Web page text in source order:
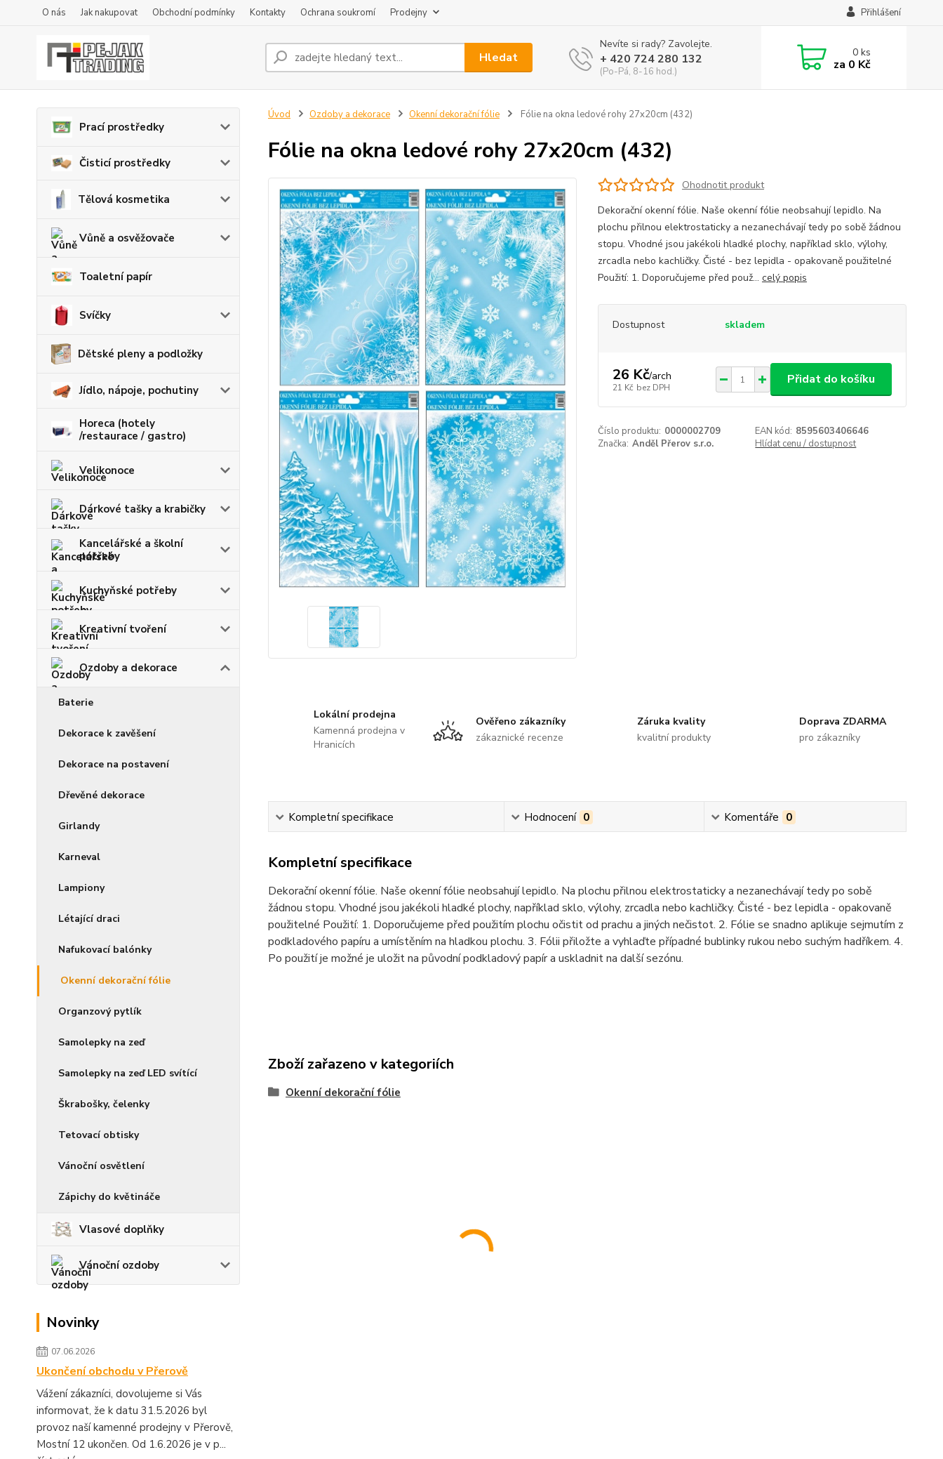
O nás Jak nakupovat Obchodní podmínky Kontakty Ochrana soukromí Prodejny Přihlášení
Hledat
Nevíte si rady? Zavolejte.
+ 420 724 280 132
(Po-Pá, 8-16 hod.)
0ks
za 0 Kč
Prací prostředky
Čisticí prostředky
Tělová kosmetika
Vůně a osvěžovače
Toaletní papír
Svíčky
Dětské pleny a podložky
Jídlo, nápoje, pochutiny
Horeca (hotely
/restaurace / gastro)
Velikonoce
Dárkové tašky a krabičky
Kancelářské a školní
potřeby
Kuchyňské potřeby
Kreativní tvoření
Ozdoby a dekorace
Baterie
Dekorace k zavěšení
Dekorace na postavení
Dřevěné dekorace
Girlandy
Karneval
Lampiony
Létající draci
Nafukovací balónky
Okenní dekorační fólie
Organzový pytlík
Samolepky na zeď
Samolepky na zeď LED svítící
Škrabošky, čelenky
Tetovací obtisky
Vánoční osvětlení
Zápichy do květináče
Vlasové doplňky
Vánoční ozdoby
Novinky
07.06.2026
Ukončení obchodu v Přerově
Vážení zákazníci, dovolujeme si Vás
informovat, že k datu 31.5.2026 byl
provoz naší kamenné prodejny v Přerově,
Mostní 12 ukončen. Od 1.6.2026 je v p...
Úvod Ozdoby a dekorace Okenní dekorační fólie Fólie na okna ledové rohy 27x20cm (432)
Fólie na okna ledové rohy 27x20cm (432)
Ohodnotit produkt
Dekorační okenní fólie. Naše okenní fólie neobsahují lepidlo. Na
plochu přilnou elektrostaticky a nezanechávají tedy po sobě žádnou
stopu. Vhodné jsou jakékoli hladké plochy, například sklo, výlohy,
zrcadla nebo kachličky. Čisté - bez lepidla - opakovaně použitelné
Použití: 1. Doporučujeme před použ... celý popis
Dostupnost skladem
26 Kč/arch
21 Kč bez DPH
Přidat do košíku
Číslo produktu: 0000002709 EAN kód: 8595603406646
Značka: Anděl Přerov s.r.o. Hlídat cenu / dostupnost
Lokální prodejna
Kamenná prodejna v
Hranicích
Ověřeno zákazníky
zákaznické recenze
Záruka kvality
kvalitní produkty
Doprava ZDARMA
pro zákazníky
Kompletní specifikace Hodnocení 0 Komentáře 0
Kompletní specifikace
Dekorační okenní fólie. Naše okenní fólie neobsahují lepidlo. Na plochu přilnou elektrostaticky a nezanechávají tedy po sobě
žádnou stopu. Vhodné jsou jakékoli hladké plochy, například sklo, výlohy, zrcadla nebo kachličky. Čisté - bez lepidla - opakovaně
použitelné Použití: 1. Doporučujeme před použitím plochu očistit od prachu a jiných nečistot. 2. Fólie se snadno aplikuje sejmutím z
podkladového papíru a umístěním na hladkou plochu. 3. Fólii přiložte a vyhlaďte případné bublinky rukou nebo suchým hadříkem. 4.
Po použití je možné je uložit na původní podkladový papír a uskladnit na další sezónu.
Zboží zařazeno v kategoriích
Okenní dekorační fólie